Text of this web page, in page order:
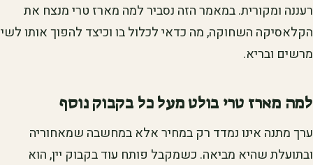
רעננה ומקורית. במאמר הזה נסביר למה מארז טרי מנצח את
הקלאסיקה השחוקה, מה כדאי לכלול בו וכיצד להפוך אותו לשי
מרשים ובריא.
למה מארז טרי בולט מעל כל בקבוק נוסף
ערך מתנה אינו נמדד רק במחיר אלא במחשבה שמאחוריה
ובתועלת שהיא מביאה. כשמקבל פותח עוד בקבוק יין, הוא